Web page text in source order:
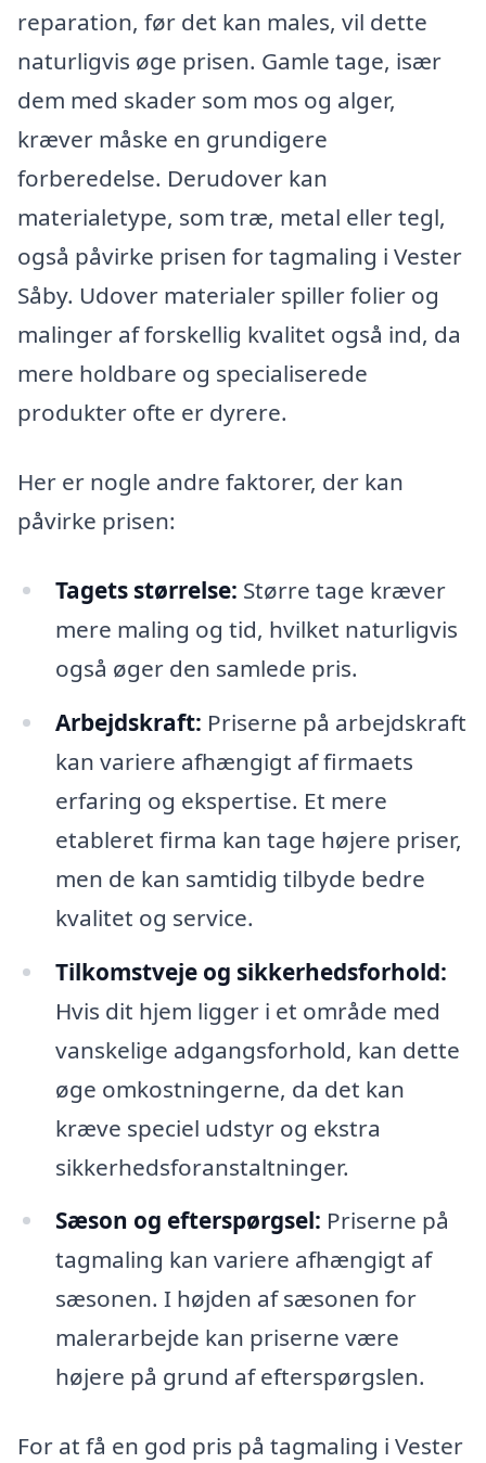
reparation, før det kan males, vil dette
naturligvis øge prisen. Gamle tage, især
dem med skader som mos og alger,
kræver måske en grundigere
forberedelse. Derudover kan
materialetype, som træ, metal eller tegl,
også påvirke prisen for tagmaling i Vester
Såby. Udover materialer spiller folier og
malinger af forskellig kvalitet også ind, da
mere holdbare og specialiserede
produkter ofte er dyrere.
Her er nogle andre faktorer, der kan
påvirke prisen:
Tagets størrelse: Større tage kræver
mere maling og tid, hvilket naturligvis
også øger den samlede pris.
Arbejdskraft: Priserne på arbejdskraft
kan variere afhængigt af firmaets
erfaring og ekspertise. Et mere
etableret firma kan tage højere priser,
men de kan samtidig tilbyde bedre
kvalitet og service.
Tilkomstveje og sikkerhedsforhold:
Hvis dit hjem ligger i et område med
vanskelige adgangsforhold, kan dette
øge omkostningerne, da det kan
kræve speciel udstyr og ekstra
sikkerhedsforanstaltninger.
Sæson og efterspørgsel: Priserne på
tagmaling kan variere afhængigt af
sæsonen. I højden af sæsonen for
malerarbejde kan priserne være
højere på grund af efterspørgslen.
For at få en god pris på tagmaling i Vester